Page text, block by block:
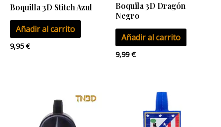
Boquilla 3D Stitch Azul
Añadir al carrito
9,95€
Boquila 3D Dragón
Negro
Añadir al carrito
9,99€